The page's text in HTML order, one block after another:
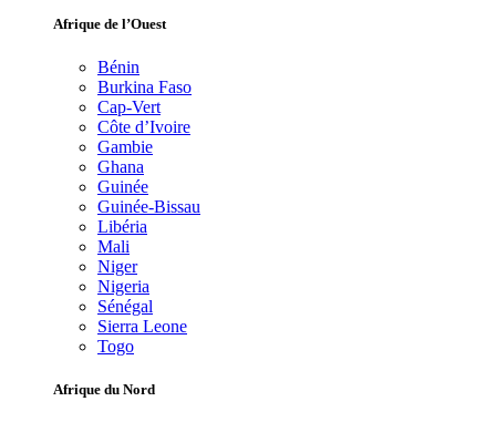
Afrique de l’Ouest
Bénin
Burkina Faso
Cap-Vert
Côte d’Ivoire
Gambie
Ghana
Guinée
Guinée-Bissau
Libéria
Mali
Niger
Nigeria
Sénégal
Sierra Leone
Togo
Afrique du Nord